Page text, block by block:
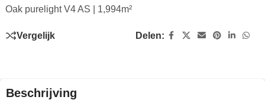
Oak purelight V4 AS | 1,994m²
Vergelijk Delen:
Beschrijving